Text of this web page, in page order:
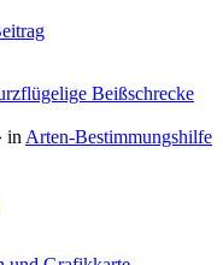
Beißschrecke
in Arten-Bestimmungshilfe